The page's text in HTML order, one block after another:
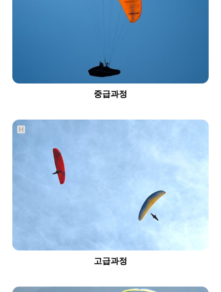
중급과정
H
고급과정